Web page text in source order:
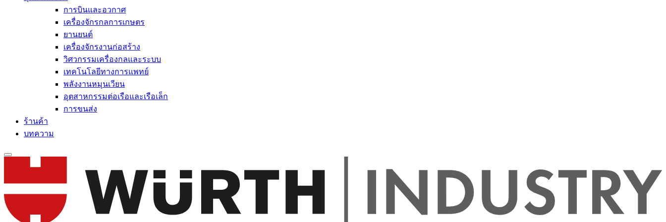
การบินและอวกาศ
เครื่องจักรกลการเกษตร
ยานยนต์
เครื่องจักรงานก่อสร้าง
วิศวกรรมเครื่องกลและระบบ
เทคโนโลยีทางการแพทย์
พลังงานหมุนเวียน
อุตสาหกรรมต่อเรือและเรือเล็ก
การขนส่ง
ร้านค้า
บทความ